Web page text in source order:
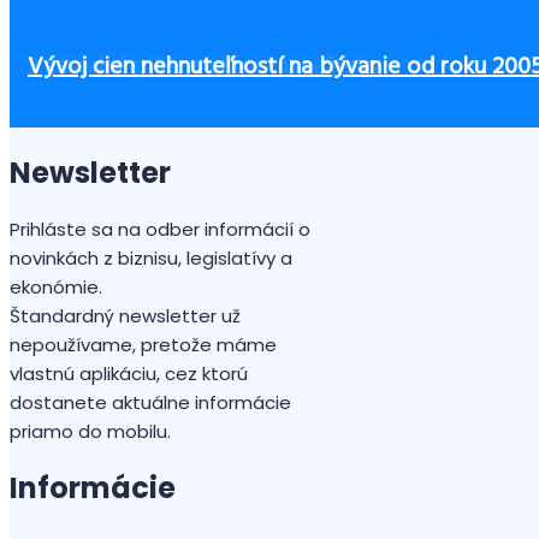
TRESTNÉ OZNÁMENIE ZA OHOVÁRANIE kvôli
Ako začať podnikať bez peňazí?
Čo zvážiť pri výbere výbavy pre zamestnancov,
Zvýšené sankcie za nelegálne zamestnávanie od 1.
3 zásadné piliere office manažérky
Vývoj cien nehnuteľností na bývanie od roku
Newsletter
Prihláste sa na odber informácií o
novinkách z biznisu, legislatívy a
ekonómie.
Štandardný newsletter už
nepoužívame, pretože máme
vlastnú aplikáciu, cez ktorú
dostanete aktuálne informácie
priamo do mobilu.
Informácie